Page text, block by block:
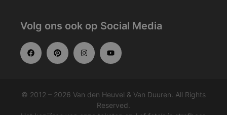
Volg ons ook op Social Media
© 2012 – 2026 Van den Heuvel & Van Duuren. All Rights
Reserved.